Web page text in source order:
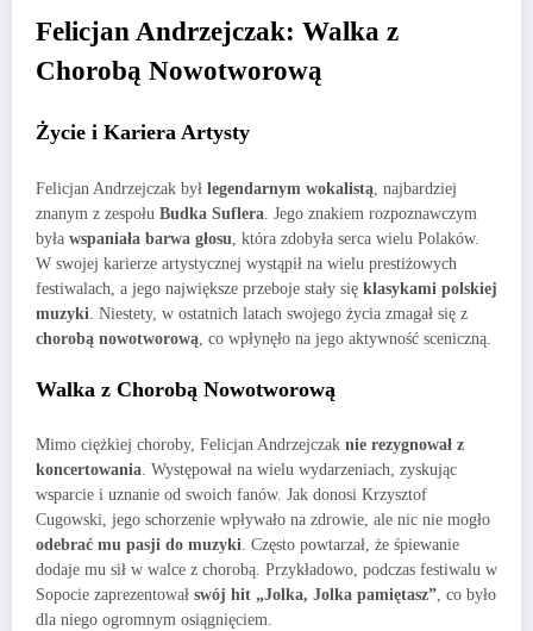
Felicjan Andrzejczak: Walka z
Chorobą Nowotworową
Życie i Kariera Artysty
Felicjan Andrzejczak był legendarnym wokalistą , najbardziej
znanym z zespołu Budka Suflera . Jego znakiem rozpoznawczym
była wspaniała barwa głosu , która zdobyła serca wielu Polaków.
W swojej karierze artystycznej wystąpił na wielu prestiżowych
festiwalach, a jego największe przeboje stały się klasykami polskiej
muzyki . Niestety, w ostatnich latach swojego życia zmagał się z
chorobą nowotworową , co wpłynęło na jego aktywność sceniczną.
Walka z Chorobą Nowotworową
Mimo ciężkiej choroby, Felicjan Andrzejczak nie rezygnował z
koncertowania. Występował na wielu wydarzeniach, zyskując
wsparcie i uznanie od swoich fanów. Jak donosi Krzysztof
Cugowski, jego schorzenie wpływało na zdrowie, ale nic nie mogło
odebrać mu pasji do muzyki. Często powtarzał, że śpiewanie
dodaje mu sił w walce z chorobą. Przykładowo, podczas festiwalu w
Sopocie zaprezentował swój hit „Jolka, Jolka pamiętasz”, co było
dla niego ogromnym osiągnięciem.